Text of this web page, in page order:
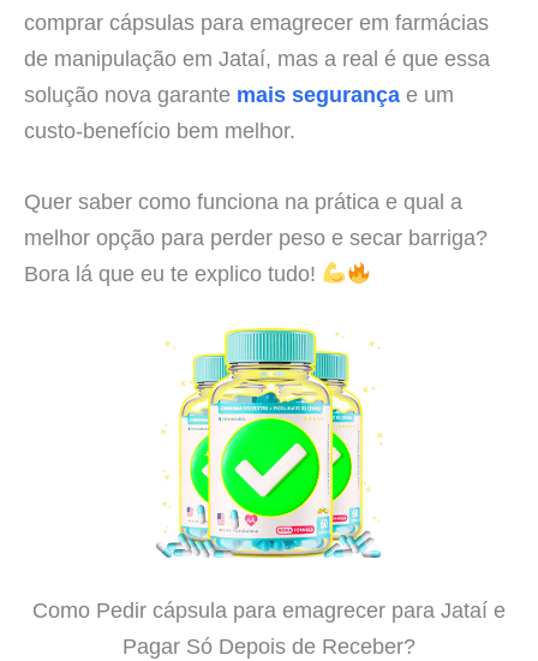
comprar cápsulas para emagrecer em farmácias
de manipulação em Jataí, mas a real é que essa
solução nova garante mais segurança e um
custo-benefício bem melhor.
Quer saber como funciona na prática e qual a
melhor opção para perder peso e secar barriga?
Bora lá que eu te explico tudo!
Como Pedir cápsula para emagrecer para Jataí e
Pagar Só Depois de Receber?